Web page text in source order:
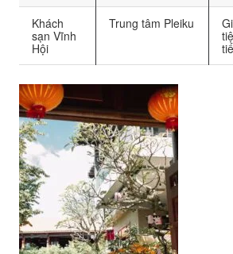
Khách
sạn Vĩnh
Hội
Trung tâm Pleiku